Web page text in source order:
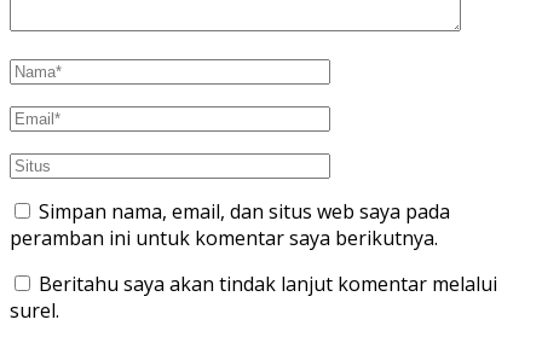
Simpan nama, email, dan situs web saya pada
peramban ini untuk komentar saya berikutnya.
Beritahu saya akan tindak lanjut komentar melalui
surel.